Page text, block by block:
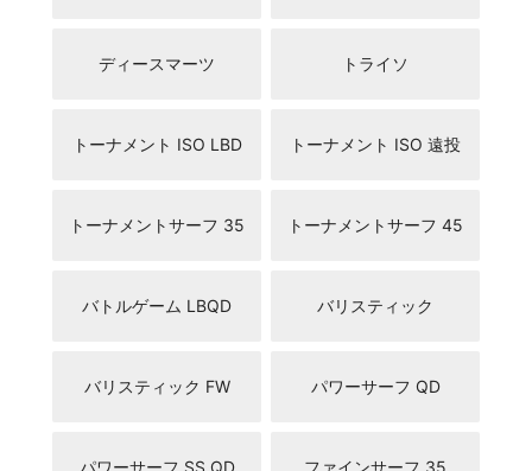
ディースマーツ トライソ
トーナメント ISO LBD トーナメント ISO 遠投
トーナメントサーフ 35 トーナメントサーフ 45
バトルゲーム LBQD バリスティック
バリスティック FW パワーサーフ QD
パワーサーフ SS QD ファインサーフ 35